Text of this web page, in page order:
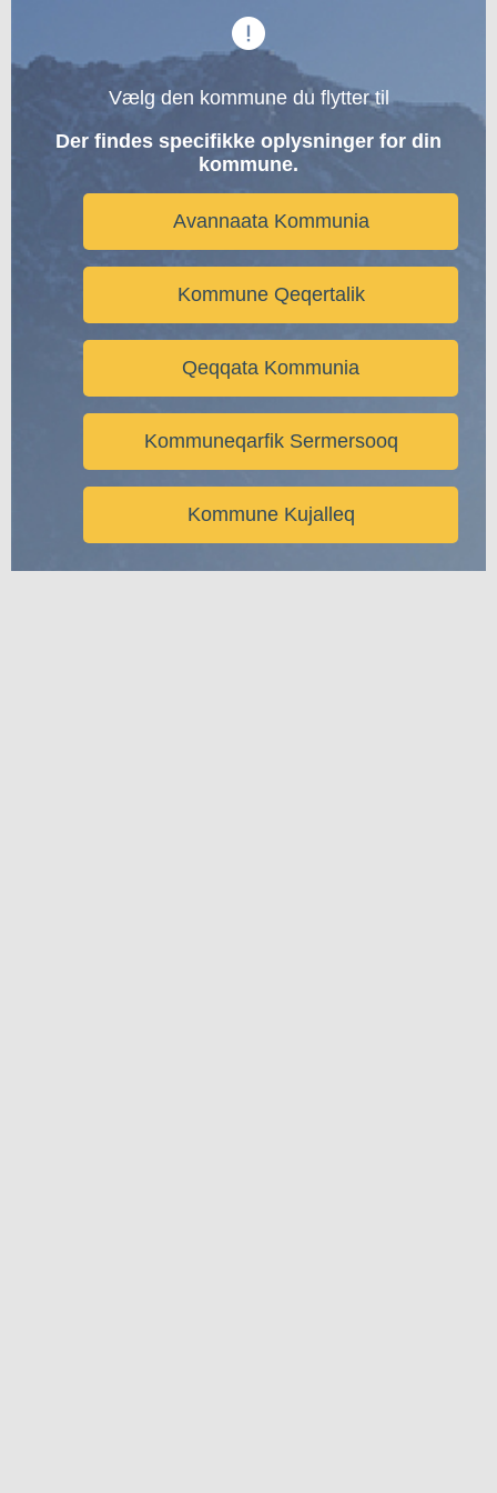
Vælg den kommune du flytter til
Der findes specifikke oplysninger for din
kommune.
Avannaata Kommunia
Kommune Qeqertalik
Qeqqata Kommunia
Kommuneqarfik Sermersooq
Kommune Kujalleq